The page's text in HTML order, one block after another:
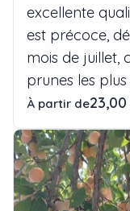
excellente
est précoce,
mois de juillet,
prunes les
À partir de